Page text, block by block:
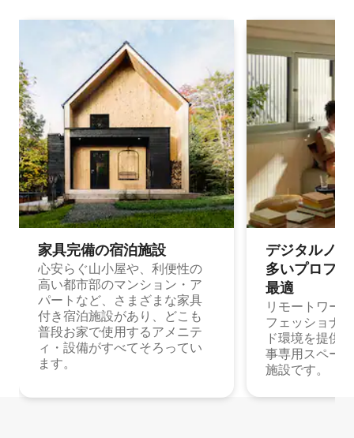
家具完備の宿⁠泊⁠施⁠設
心安らぐ山小屋や、利便性の
高い都市部のマンション・ア
パートなど、さまざまな家具
付き宿泊施設があり、どこも
普段お家で使用するアメニテ
ィ・設備がすべてそろってい
ます。
デジタルノ
多⁠いプ⁠ロ⁠フ⁠
最⁠適
リモートワー
フェッショナ
ド環境を提供
事専用スペー
施設です。